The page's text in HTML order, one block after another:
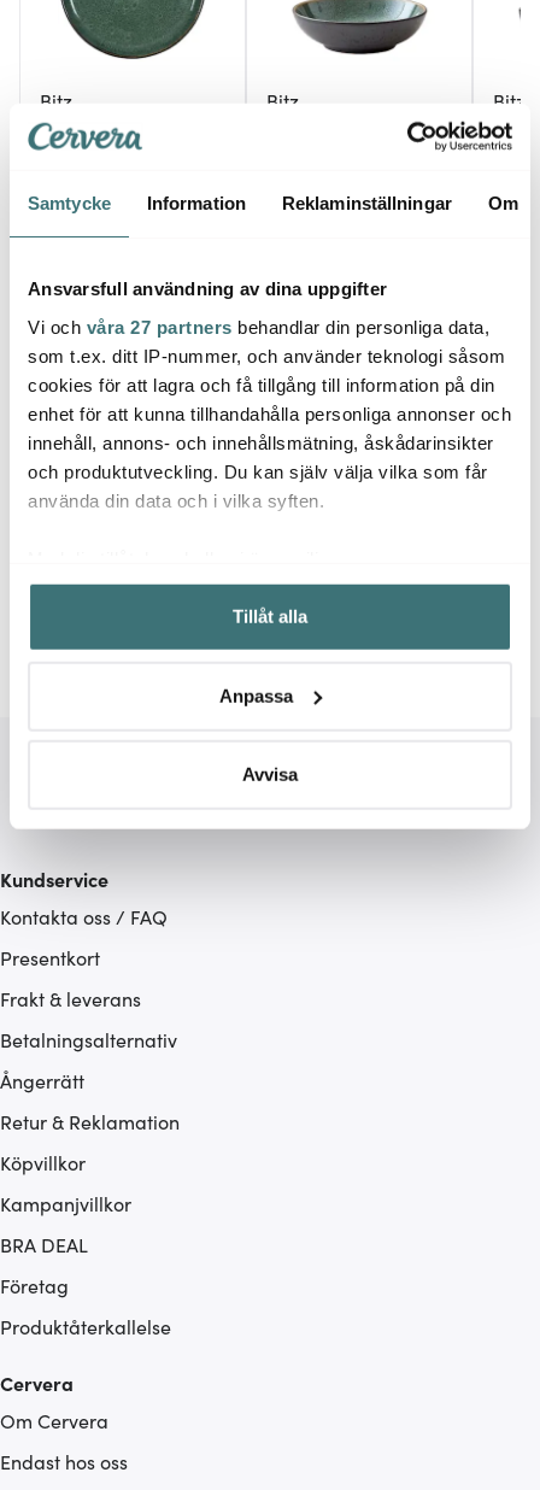
Samtycke Information Reklaminställningar Om
Ansvarsfull användning av dina uppgifter
Vi och våra 27 partners behandlar din personliga data,
som t.ex. ditt IP-nummer, och använder teknologi såsom
cookies för att lagra och få tillgång till information på din
enhet för att kunna tillhandahålla personliga annonser och
innehåll, annons- och innehållsmätning, åskådarinsikter
och produktutveckling. Du kan själv välja vilka som får
använda din data och i vilka syften.
Samla in information om din geografiska plats som
kan ha en noggrannhet på upp till flera meter
Identifiera din enhet genom att aktivt skanna den för
Ta reda på mer om hur dina personliga uppgifter
Du kan ändra eller dra tillbaka ditt samtycke när som
ska anpassas efter det som vi tror att du tycker om. Det
gör också att vi kan analysera vår trafik och göra
som du vill dela med dig av.
Tillåt alla
Anpassa
Avvisa
Bitz
Tallrik Gastro 21 cm
Svart/Grön
104 kr 149 kr
Bitz
132 kr 189 kr
Bitz
132 kr
Låt dig inspireras av våra kunder
Kundservice
Kontakta oss / FAQ
Presentkort
Frakt & leverans
Betalningsalternativ
Ångerrätt
Retur & Reklamation
Köpvillkor
Kampanjvillkor
BRA DEAL
Företag
Produktåterkallelse
Cervera
Om Cervera
Endast hos oss